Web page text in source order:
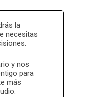
la
necesitas
y nos
para
más